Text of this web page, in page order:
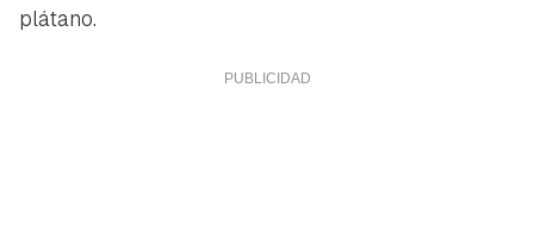
plátano.